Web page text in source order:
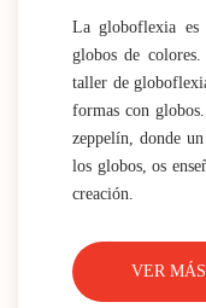
La globoflexia es
globos de
taller de
formas con
zeppelín, donde
los globos, os
creación.
VER MÁS